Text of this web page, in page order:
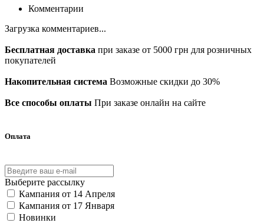
Комментарии
Загрузка комментариев...
Бесплатная доставка при заказе от 5000 грн для розничных
покупателей
Накопительная система Возможные скидки до 30%
Все способы оплаты При заказе онлайн на сайте
Оплата
Выберите рассылку
Кампания от 14 Апреля
Кампания от 17 Января
Новинки